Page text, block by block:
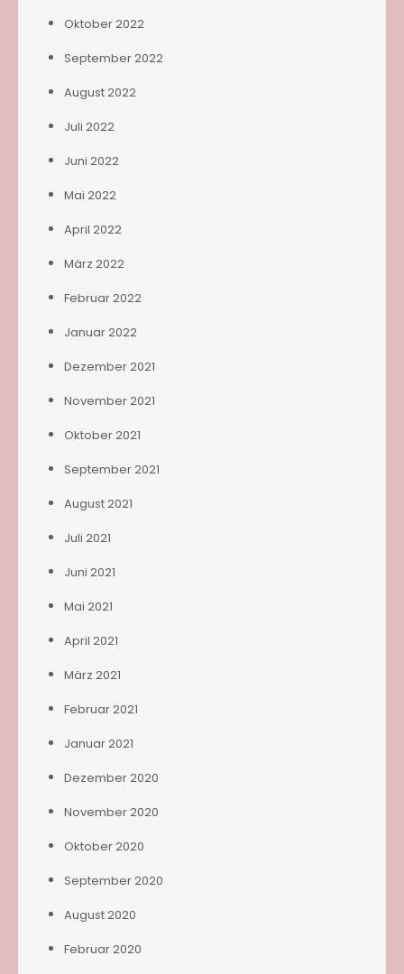
Oktober 2022
September 2022
August 2022
Juli 2022
Juni 2022
Mai 2022
April 2022
März 2022
Februar 2022
Januar 2022
Dezember 2021
November 2021
Oktober 2021
September 2021
August 2021
Juli 2021
Juni 2021
Mai 2021
April 2021
März 2021
Februar 2021
Januar 2021
Dezember 2020
November 2020
Oktober 2020
September 2020
August 2020
Februar 2020